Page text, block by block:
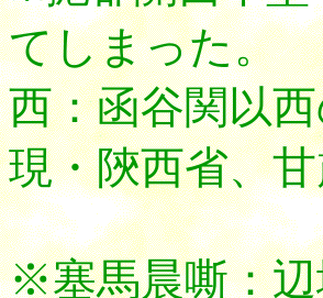
てしまった。
西：函谷関以
現・陝西省、
※塞馬晨嘶：